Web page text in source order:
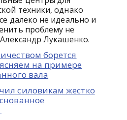
техники, однако
далеко не идеально и
проблему не
Лукашенко.
борется
на примере
вала
силовикам жестко